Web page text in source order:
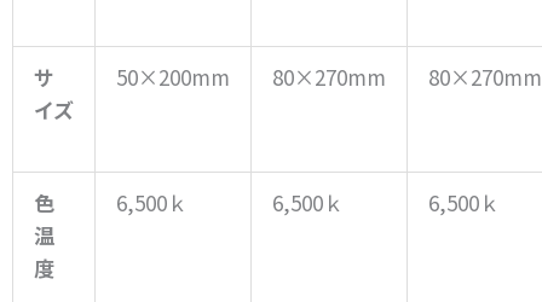
サ
イズ
50×200mm 80×270mm 80×270mm
色
温
度
6,500ｋ 6,500ｋ 6,500ｋ